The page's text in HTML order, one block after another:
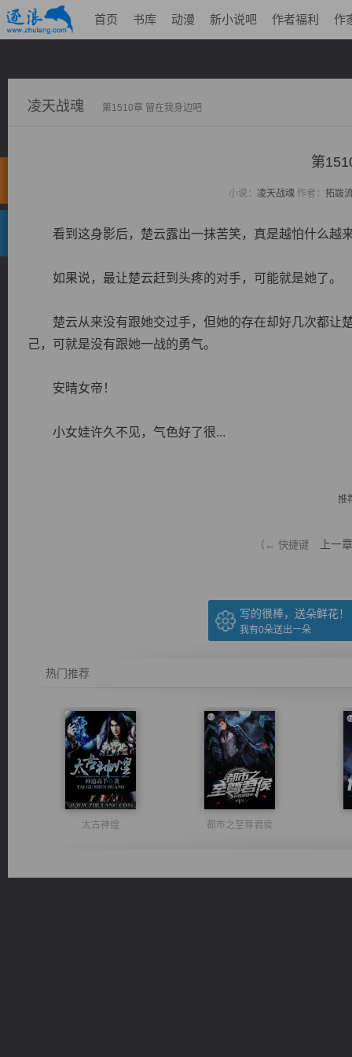
首页 书库 动漫 新小说吧 作者福利 作
凌天战魂 第1510章 留在我身边吧
第
小说： 凌天战魂作者： 拓跋
看到这身影后，楚云露出一抹苦笑，真是越怕什么越
如果说，最让楚云赶到头疼的对手，可能就是她了。
楚云从来没有跟她交过手，但她的存在却好几次都让
己，可就是没有跟她一战的勇气。
安晴女帝！
小女娃许久不见，气色好了很...
推
（← 快捷键 上一章
写的很棒，送朵鲜花！
我有0朵送出一朵
热门推荐
太古神煌 都市之至尊君侯